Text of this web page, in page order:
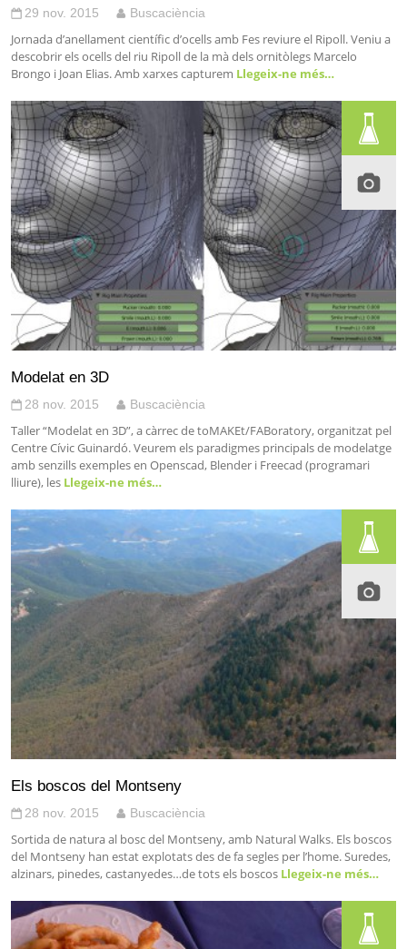
29 nov. 2015 Buscaciència
Jornada d’anellament científic d’ocells amb Fes reviure el Ripoll. Veniu a
descobrir els ocells del riu Ripoll de la mà dels ornitòlegs Marcelo
Brongo i Joan Elias. Amb xarxes capturem Llegeix-ne més…
Modelat en 3D
28 nov. 2015 Buscaciència
Taller “Modelat en 3D”, a càrrec de toMAKEt/FABoratory, organitzat pel
Centre Cívic Guinardó. Veurem els paradigmes principals de modelatge
amb senzills exemples en Openscad, Blender i Freecad (programari
lliure), les Llegeix-ne més…
Els boscos del Montseny
28 nov. 2015 Buscaciència
Sortida de natura al bosc del Montseny, amb Natural Walks. Els boscos
del Montseny han estat explotats des de fa segles per l’home. Suredes,
alzinars, pinedes, castanyedes…de tots els boscos Llegeix-ne més…